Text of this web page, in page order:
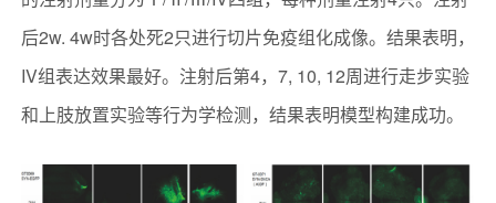
后2w. 4w时各处死2只进行切片免疫组化成像。结果表明，
IV组表达效果最好。注射后第4，7, 10, 12周进行走步实验
和上肢放置实验等行为学检测，结果表明模型构建成功。